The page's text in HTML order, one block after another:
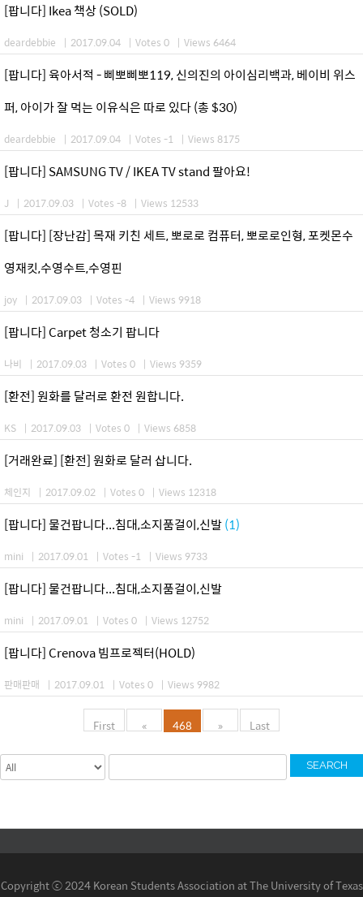
[팝니다] Ikea 책상 (SOLD)
deardebbie | 2017.09.04 | Votes 0 | Views 6464
[팝니다] 육아서적 - 삐뽀삐뽀119, 신의진의 아이심리백과, 베이비 위스
퍼, 아이가 잘 먹는 이유식은 따로 있다 (총 $30)
deardebbie | 2017.09.04 | Votes -1 | Views 8175
[팝니다] SAMSUNG TV / IKEA TV stand 팔아요!
J | 2017.09.03 | Votes -8 | Views 12533
[팝니다] [장난감] 목재 키친 세트, 뽀로로 컴퓨터, 뽀로로인형, 포켓몬수
영재킷,수영수트,수영핀
joy | 2017.09.03 | Votes -4 | Views 9918
[팝니다] Carpet 청소기 팝니다
나비 | 2017.09.03 | Votes 0 | Views 9359
[환전] 원화를 달러로 환전 원합니다.
KS | 2017.09.03 | Votes 0 | Views 6858
[거래완료] [환전] 원화로 달러 삽니다.
체인지 | 2017.09.02 | Votes 0 | Views 12318
[팝니다] 물건팝니다...침대,소지품걸이,신발(1)
mini | 2017.09.01 | Votes -1 | Views 9733
[팝니다] 물건팝니다...침대,소지품걸이,신발
mini | 2017.09.01 | Votes 0 | Views 12752
[팝니다] Crenova 빔프로젝터(HOLD)
판매판매 | 2017.09.01 | Votes 0 | Views 9982
First « 468 » Last
SEARCH
Copyright ⓒ 2024 Korean Students Association at The University of Texas